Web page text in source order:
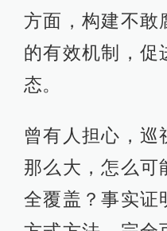
方面，构建不敢
的有效机制，促
态。
曾有人担心，巡
那么大，怎么可
全覆盖？事实证